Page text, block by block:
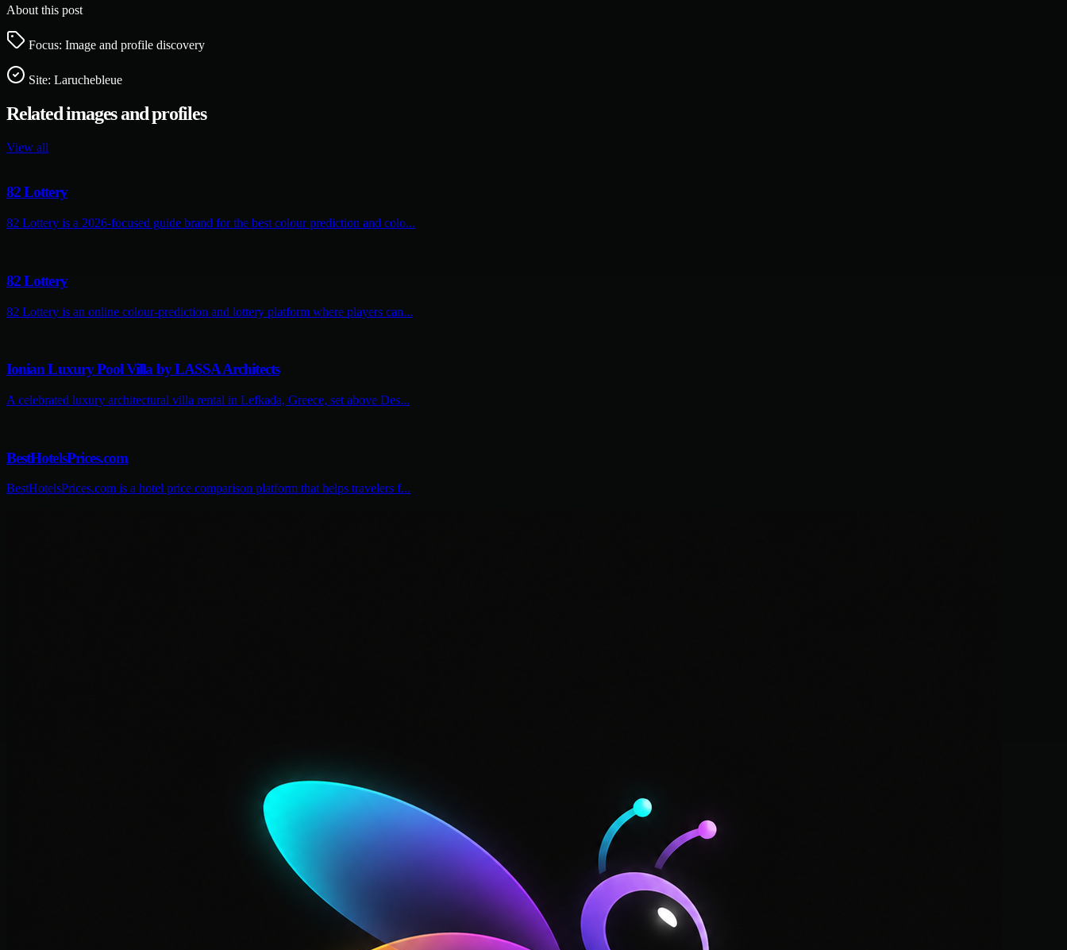
About this post
Focus: Image and profile discovery
Site: Laruchebleue
Related images and profiles
View all
82 Lottery
82 Lottery is a 2026-focused guide brand for the best colour prediction and colo...
82 Lottery
82 Lottery is an online colour-prediction and lottery platform where players can...
Ionian Luxury Pool Villa by LASSA Architects
A celebrated luxury architectural villa rental in Lefkada, Greece, set above Des...
BestHotelsPrices.com
BestHotelsPrices.com is a hotel price comparison platform that helps travelers f...